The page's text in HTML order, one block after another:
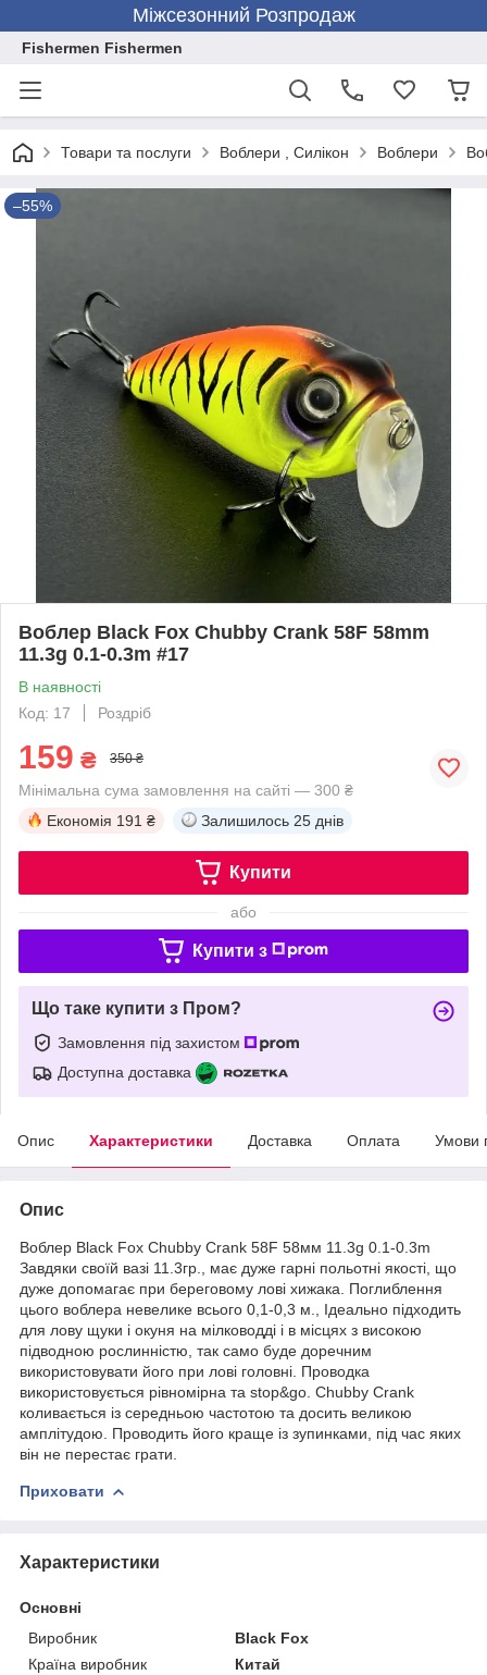
Міжсезонний Розпродаж
Fishermen Fishermen
Товари та послуги Воблери , Силікон Воблери
–55%
Воблер Black Fox Chubby Crank 58F 58mm
11.3g 0.1-0.3m #17
В наявності
Код: 17
Роздріб
159 ₴ 350 ₴
Мінімальна сума замовлення на сайті — 300 ₴
Економія 191 ₴ Залишилось 25 днів
Купити
або
Купити з
Що таке купити з Пром?
Замовлення під захистом
Доступна доставка
Опис Характеристики Доставка Оплата Умови
Опис
Воблер Black Fox Chubby Crank 58F 58мм 11.3g 0.1-0.3m
Завдяки своїй вазі 11.3гр., має дуже гарні польотні якості, що
дуже допомагає при береговому лові хижака. Поглиблення
цього воблера невелике всього 0,1-0,3 м., Ідеально підходить
для лову щуки і окуня на мілководді і в місцях з високою
підводною рослинністю, так само буде доречним
використовувати його при лові головні. Проводка
використовується рівномірна та stop&go. Chubby Crank
коливається із середньою частотою та досить великою
амплітудою. Проводить його краще із зупинками, під час яких
він не перестає грати.
Приховати
Характеристики
Основні
Виробник
Black Fox
Країна виробник
Китай